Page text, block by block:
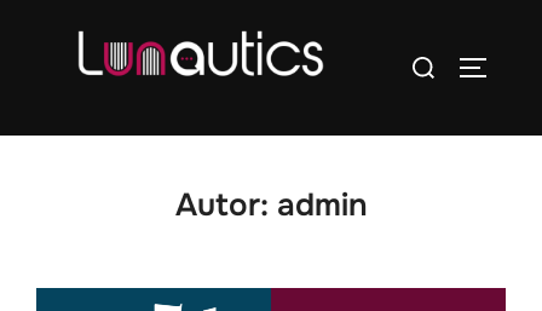
Suchen
Autor: admin